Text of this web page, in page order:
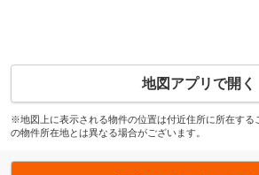
地図アプリで開く
※地図上に表示される物件の位置は付近住所に所在する
の物件所在地とは異なる場合がございます。